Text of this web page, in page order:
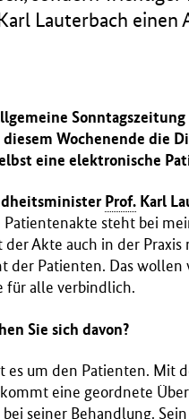
Lauterbach einen
Sonntagszeitung
Wochenende die
eine elektronische
Prof.Karl
steht bei
der Akte auch in der
der Patienten. Das
für alle verbindlich.
Sie sich davon?
es um den Patienten. Mit
eine geordnete
seiner Behandlung.